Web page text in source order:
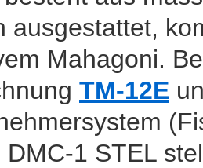
ausgestattet,
Mahagoni.
TM-12E
DMC-1 STEL